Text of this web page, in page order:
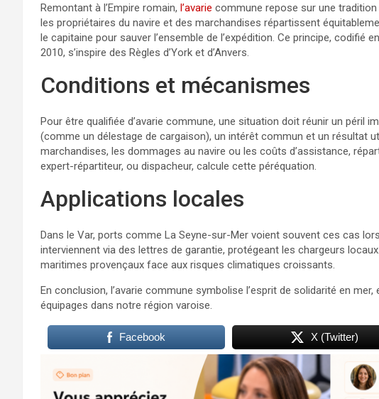
Remontant à l’Empire romain, l’avarie commune repose sur une
les propriétaires du navire et des marchandises répartissent
le capitaine pour sauver l’ensemble de l’expédition. Ce principe, codifié
2010, s’inspire des Règles d’York et d’Anvers.
Conditions et mécanismes
Pour être qualifiée d’avarie commune, une situation doit réunir un péril
(comme un délestage de cargaison), un intérêt commun et un résultat
marchandises, les dommages au navire ou les coûts d’assistance,
expert-répartiteur, ou dispacheur, calcule cette péréquation.
Applications locales
Dans le Var, ports comme La Seyne-sur-Mer voient souvent ces cas
interviennent via des lettres de garantie, protégeant les chargeurs
maritimes provençaux face aux risques climatiques croissants.
En conclusion, l’avarie commune symbolise l’esprit de solidarité en
équipages dans notre région varoise.
Facebook X (Twitter)